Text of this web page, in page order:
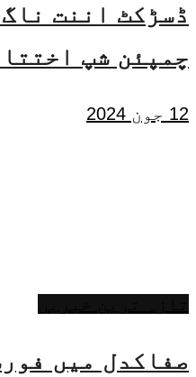
ڈسڑکٹ اننت
چمپئن شپ
12 جون 2024
صفاکدل میں